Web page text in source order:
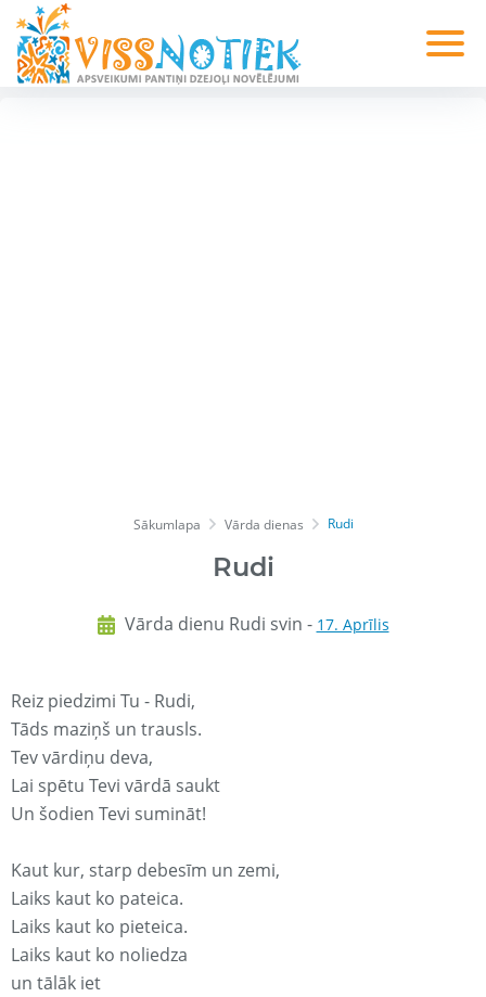
Sākumlapa Vārda dienas Rudi
Rudi
Vārda dienu Rudi svin - 17. Aprīlis
Reiz piedzimi Tu - Rudi,
Tāds maziņš un trausls.
Tev vārdiņu deva,
Lai spētu Tevi vārdā saukt
Un šodien Tevi sumināt!
Kaut kur, starp debesīm un zemi,
Laiks kaut ko pateica.
Laiks kaut ko pieteica.
Laiks kaut ko noliedza
un tālāk iet